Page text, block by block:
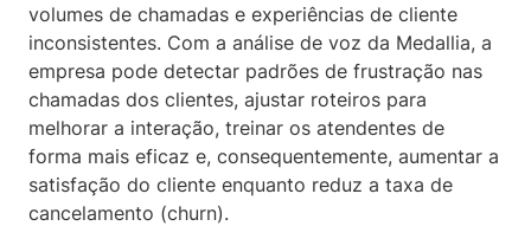
volumes de chamadas e experiências de cliente
inconsistentes. Com a análise de voz da Medallia, a
empresa pode detectar padrões de frustração nas
chamadas dos clientes, ajustar roteiros para
melhorar a interação, treinar os atendentes de
forma mais eficaz e, consequentemente, aumentar a
satisfação do cliente enquanto reduz a taxa de
cancelamento (churn).